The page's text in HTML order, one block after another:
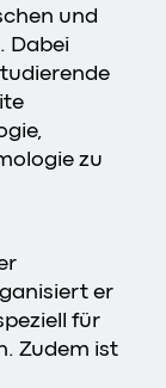
und
Dabei
zu
er
für
Zudem ist